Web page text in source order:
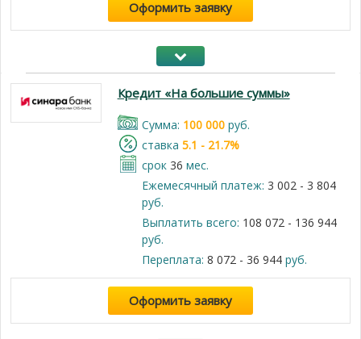
Оформить заявку
Кредит «На большие суммы»
Cумма: 100 000руб.
cтавка 5.1 - 21.7%
срок 36 мес.
Ежемесячный платеж: 3 002 - 3 804
руб.
Выплатить всего: 108 072 - 136 944
руб.
Переплата: 8 072 - 36 944руб.
Оформить заявку